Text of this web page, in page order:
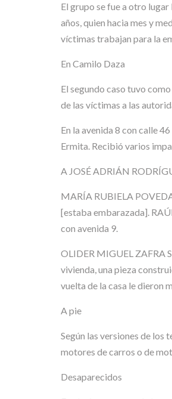
El grupo se fue a otro
años, quien hacia mes y
víctimas trabajan para la
En Camilo Daza
El segundo caso tuvo
de las víctimas a las
En la avenida 8 con calle
Ermita. Recibió varios
A JOSÉ ADRIÁN
MARÍA RUBIELA
[estaba embarazada].
con avenida 9.
OLIDER MIGUEL ZAFRA
vivienda, una pieza
vuelta de la casa le dieron
A pie
Según las versiones de los
motores de carros o de
Desaparecidos